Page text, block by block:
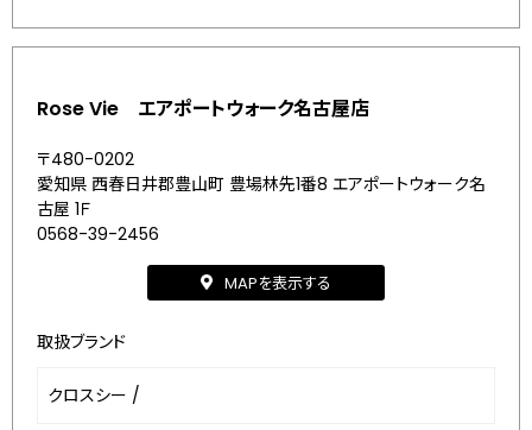
Rose Vie エアポートウォーク名古屋店
〒480-0202
愛知県 西春日井郡豊山町 豊場林先1番8 エアポートウォーク名
古屋 1Ｆ
0568-39-2456
MAPを表示する
取扱ブランド
クロスシー /